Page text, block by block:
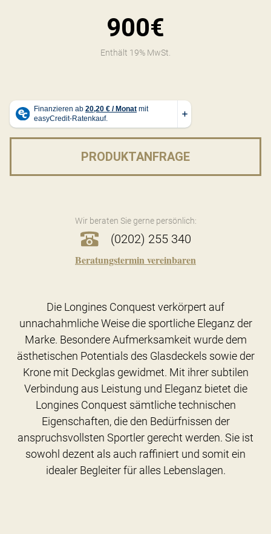
900€
Enthält 19% MwSt.
PRODUKTANFRAGE
Wir beraten Sie gerne persönlich:
(0202) 255 340
Beratungstermin vereinbaren
Die Longines Conquest verkörpert auf
unnachahmliche Weise die sportliche Eleganz der
Marke. Besondere Aufmerksamkeit wurde dem
ästhetischen Potentials des Glasdeckels sowie der
Krone mit Deckglas gewidmet. Mit ihrer subtilen
Verbindung aus Leistung und Eleganz bietet die
Longines Conquest sämtliche technischen
Eigenschaften, die den Bedürfnissen der
anspruchsvollsten Sportler gerecht werden. Sie ist
sowohl dezent als auch raffiniert und somit ein
idealer Begleiter für alles Lebenslagen.